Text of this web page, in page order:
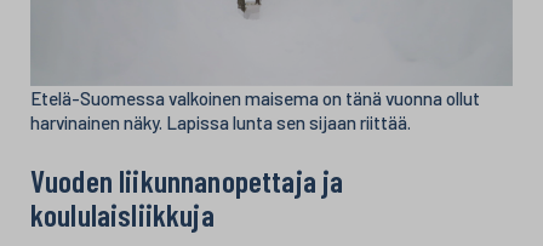
Etelä-Suomessa valkoinen maisema on tänä vuonna ollut
harvinainen näky. Lapissa lunta sen sijaan riittää.
Vuoden liikunnanopettaja ja
koululaisliikkuja